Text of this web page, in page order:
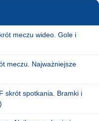
meczu wideo. Gole i
meczu. Najważniejsze
skrót spotkania. Bramki i